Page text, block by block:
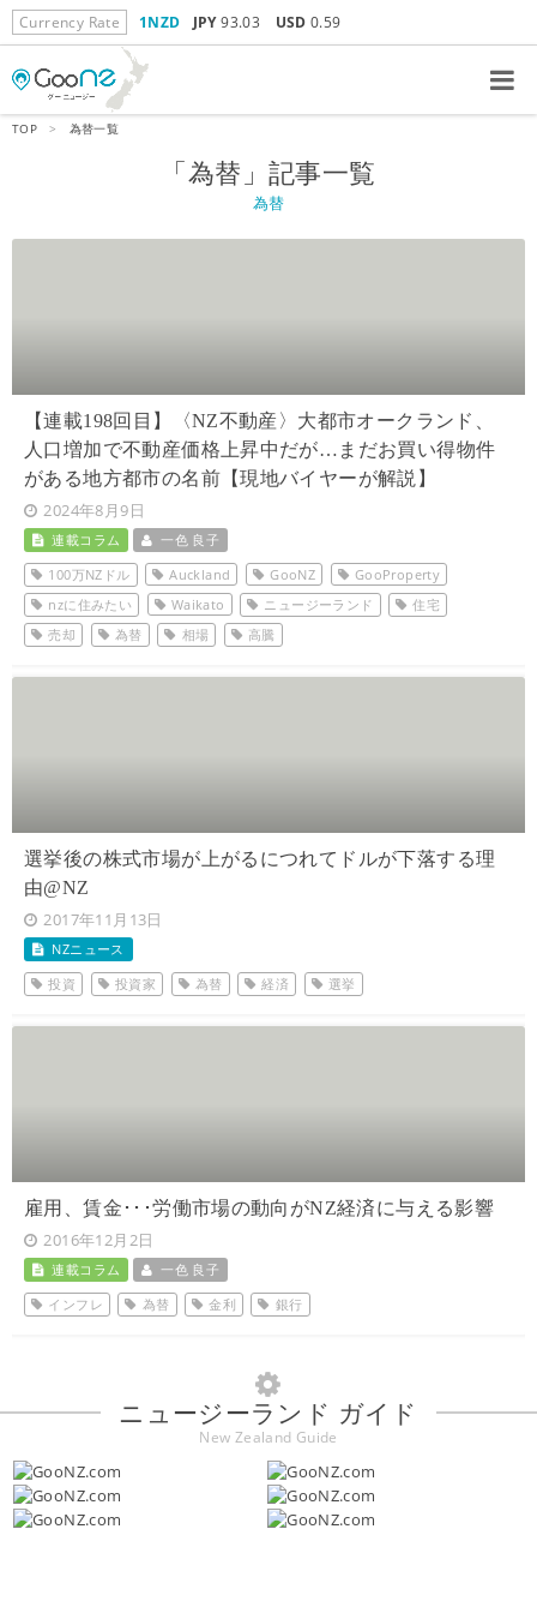
Currency Rate 1NZD JPY93.03 USD 0.59
TOP > 為替一覧
「為替」記事一覧
為替
【連載198回目】〈NZ不動産〉大都市オークランド、
人口増加で不動産価格上昇中だが…まだお買い得物件
がある地方都市の名前【現地バイヤーが解説】
2024年8月9日
連載コラム
一色 良子
100万NZドル
Auckland GooNZ
GooProperty
nzに住みたい
Waikato ニュージーランド
住宅
売却
為替 相場 高騰
選挙後の株式市場が上がるにつれてドルが下落する理
由@NZ
2017年11月13日
NZニュース
投資
投資家 為替 経済 選挙
雇用、賃金･･･労働市場の動向がNZ経済に与える影響
2016年12月2日
連載コラム
一色 良子
インフレ
為替 金利 銀行
ニュージーランド ガイド
New Zealand Guide